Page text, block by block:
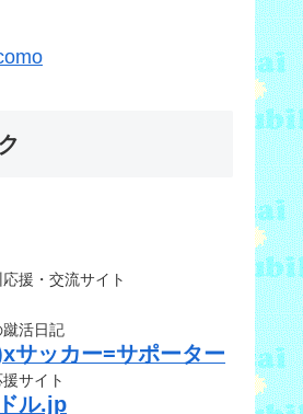
援・交流サイト
活日記
サッカー=サポーター
サイト
ル.jp